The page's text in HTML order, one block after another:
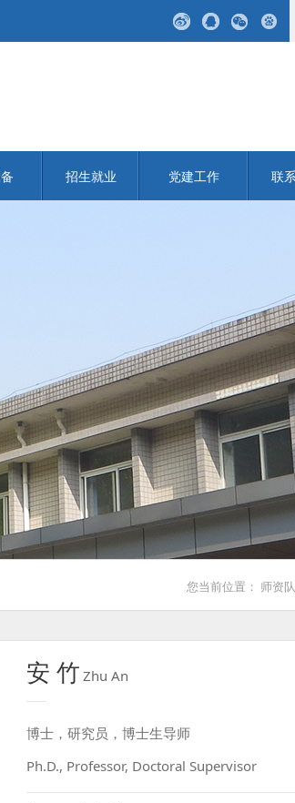
招生就业 党建工作 联
您当前位置： 师资
安 竹 Zhu An
博士，研究员，博士生导师
Ph.D., Professor, Doctoral Supervisor